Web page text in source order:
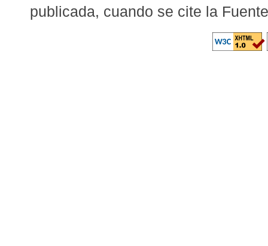
publicada, cuando se cite la